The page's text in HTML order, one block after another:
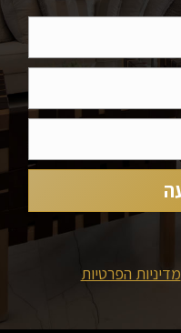
מדיניות הפרטיות